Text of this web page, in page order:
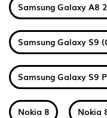
Samsung Galaxy A8
Samsung Galaxy S9
Samsung Galaxy S9
Nokia 8 Nokia